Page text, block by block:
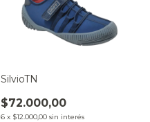
SilvioTN
$72.000,00
6 x $12.000,00 sin interés